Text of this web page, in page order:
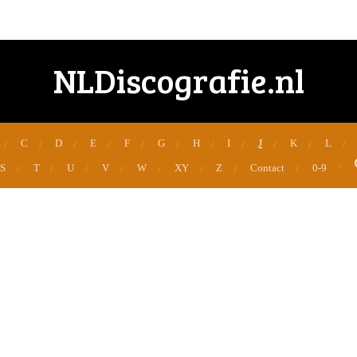
NLDiscografie.nl
C D E F G H I J K L
S T U V W XY Z Contact 0-9